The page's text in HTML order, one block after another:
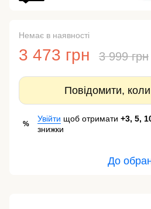
Немає в наявності
3 473 грн 3 999 грн
Повідомити,
%
Увійти щоб отримати +3, 5,
знижки
До